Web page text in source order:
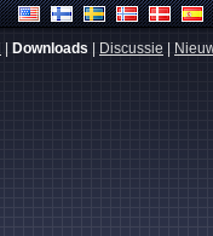
Downloads Discussie